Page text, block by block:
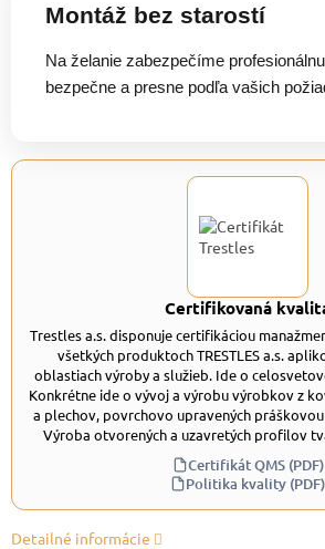
Montáž bez starostí
Na želanie zabezpečíme
bezpečne a presne podľa vašich
Certifikovaná
Trestles a.s. disponuje certifikáciou
všetkých produktoch TRESTLES a.s.
oblastiach výroby a služieb. Ide o
Konkrétne ide o vývoj a výrobu výrobkov z
a plechov, povrchovo upravených
Výroba otvorených a uzavretých profilov
Certifikát QMS (PDF)
Politika kvality (PDF)
Detailné informácie